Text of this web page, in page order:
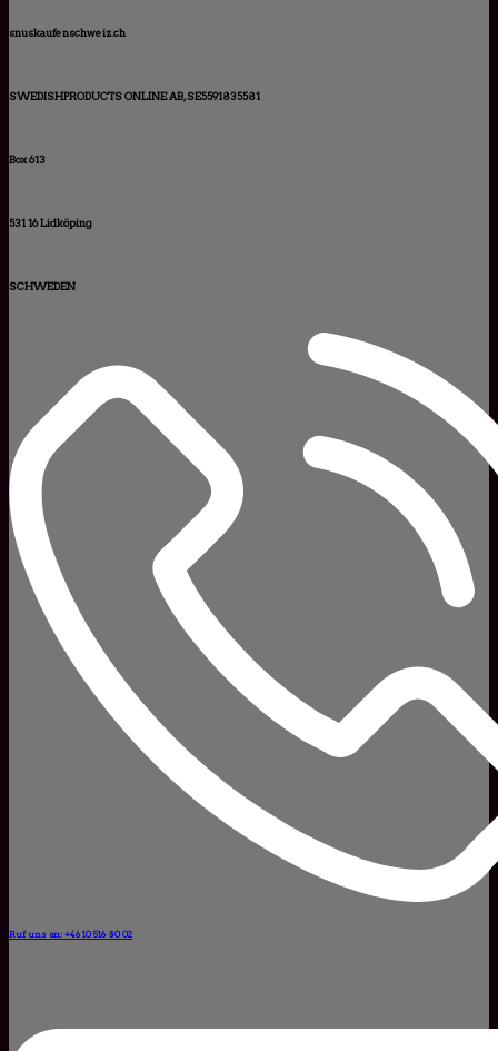
snuskaufenschweiz.ch
SWEDISHPRODUCTS ONLINE AB, SE5591835581
Box 613
531 16 Lidköping
SCHWEDEN
Ruf uns an: +46 10 516 80 02